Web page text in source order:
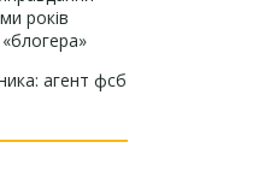
років
агент фсб